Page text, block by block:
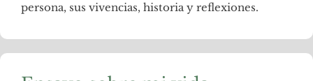
persona, sus vivencias, historia y reflexiones.